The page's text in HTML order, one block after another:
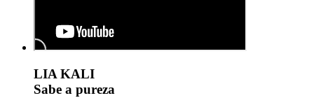
LIA KALI
Sabe a pureza